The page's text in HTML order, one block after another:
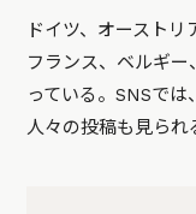
ドイツ、オーストリ
フランス、ベルギ
っている。SNSで
人々の投稿も見られ